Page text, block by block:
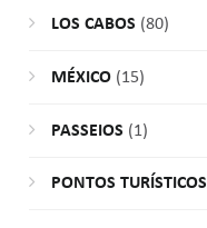
LOS CABOS (80)
MÉXICO(15)
PASSEIOS (1)
PONTOS TURÍSTICOS